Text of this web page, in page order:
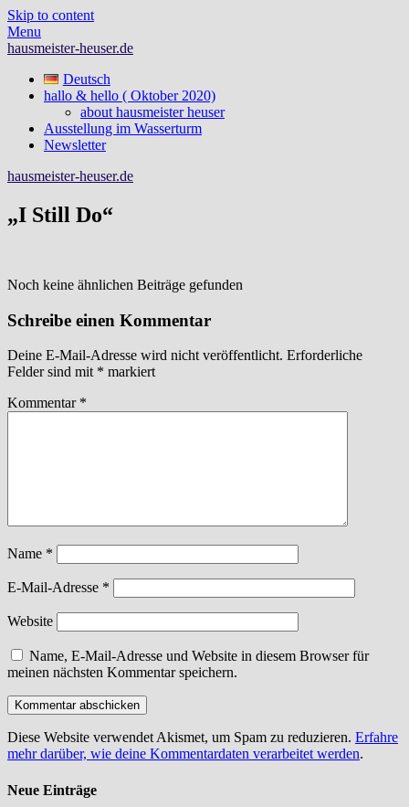
Skip to content
Menu
hausmeister-heuser.de
Deutsch
hallo & hello ( Oktober 2020)
about hausmeister heuser
Ausstellung im Wasserturm
Newsletter
hausmeister-heuser.de
„I Still Do“
Noch keine ähnlichen Beiträge gefunden
Schreibe einen Kommentar
Deine E-Mail-Adresse wird nicht veröffentlicht. Erforderliche
Felder sind mit * markiert
Kommentar *
Name *
E-Mail-Adresse *
Website
Name, E-Mail-Adresse und Website in diesem Browser für
meinen nächsten Kommentar speichern.
Diese Website verwendet Akismet, um Spam zu reduzieren. Erfahre
mehr darüber, wie deine Kommentardaten verarbeitet werden.
Neue Einträge